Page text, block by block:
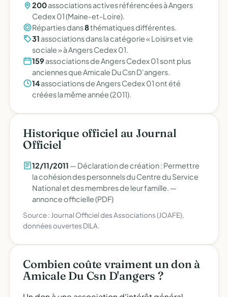
200associations actives référencées à Angers
Cedex 01 (Maine-et-Loire).
Réparties dans8thématiques différentes.
31 associations dans la catégorie « Loisirs et vie
sociale » à Angers Cedex 01.
159 associations de Angers Cedex 01 sont plus
anciennes que Amicale Du Csn D'angers.
14associations de Angers Cedex 01 ont été
créées la même année (2011).
Historique officiel au Journal
Officiel
12/11/2011 — Déclaration de création : Permettre
la cohésion des personnels du Centre du Service
National et des membres de leur famille. —
annonce officielle (PDF)
Source : Journal Officiel des Associations (JOAFE),
données ouvertes DILA.
Combien coûte vraiment un don à
Amicale Du Csn D'angers ?